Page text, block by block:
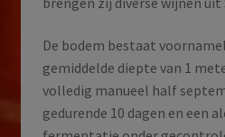
De bodem bestaat
gemiddelde diepte van 1
volledig manueel half
gedurende 10 dagen en een